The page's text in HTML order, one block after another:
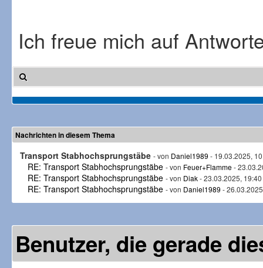
Ich freue mich auf
Nachrichten in diesem Thema
Transport Stabhochsprungstäbe - von Daniel1989 - 19.03.2025,
RE: Transport Stabhochsprungstäbe - von Feuer+Flamme-
RE: Transport Stabhochsprungstäbe - von Diak- 23.03.2025, 19:40
RE: Transport Stabhochsprungstäbe - von Daniel1989 -
Benutzer, die gerade